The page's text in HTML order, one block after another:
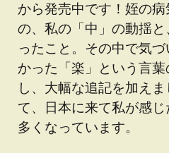
から発売中です！姪の
の、私の「中」の動揺
ったこと。その中で気
かった「楽」という言
し、大幅な追記を加え
て、日本に来て私が感
多くなっています。